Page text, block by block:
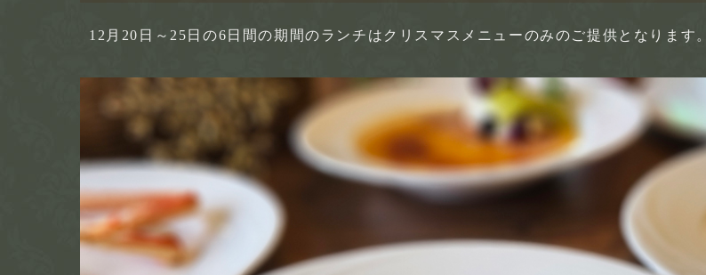
12月20日～25日の6日間の期間のランチはクリスマスメニューのみのご提供となります。